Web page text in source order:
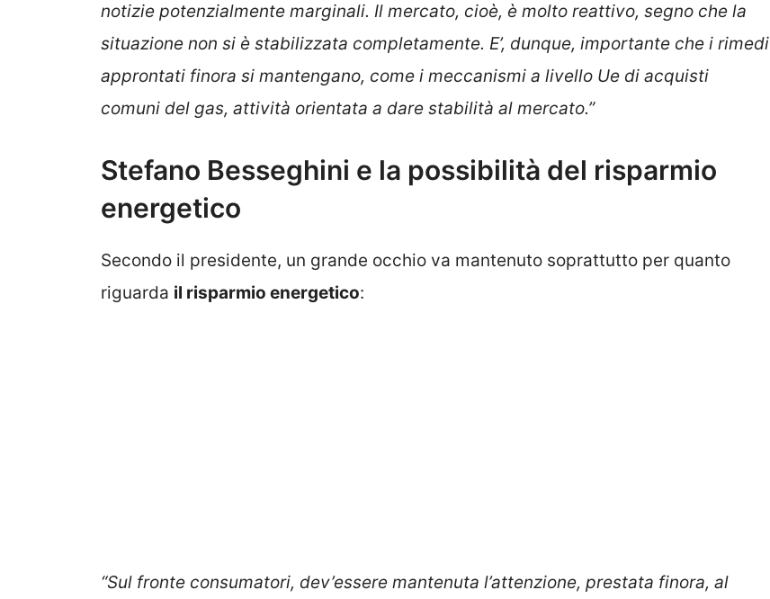
notizie potenzialmente marginali. Il mercato, cioè, è molto reattivo, segno che la
situazione non si è stabilizzata completamente. E’, dunque, importante che i rimedi
approntati finora si mantengano, come i meccanismi a livello Ue di acquisti
comuni del gas, attività orientata a dare stabilità al mercato.”
Stefano Besseghini e la possibilità del risparmio
energetico
Secondo il presidente, un grande occhio va mantenuto soprattutto per quanto
riguarda il risparmio energetico:
“Sul fronte consumatori, dev’essere mantenuta l’attenzione, prestata finora, al